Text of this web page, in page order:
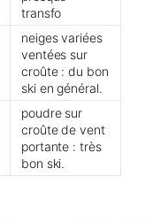
transfo
neiges variées
ventées sur
croûte : du bon
ski en général.
poudre sur
croûte de vent
portante : très
bon ski.